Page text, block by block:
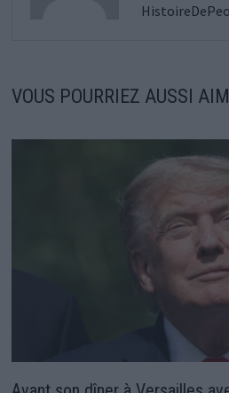
VOUS POURRIEZ AUSSI